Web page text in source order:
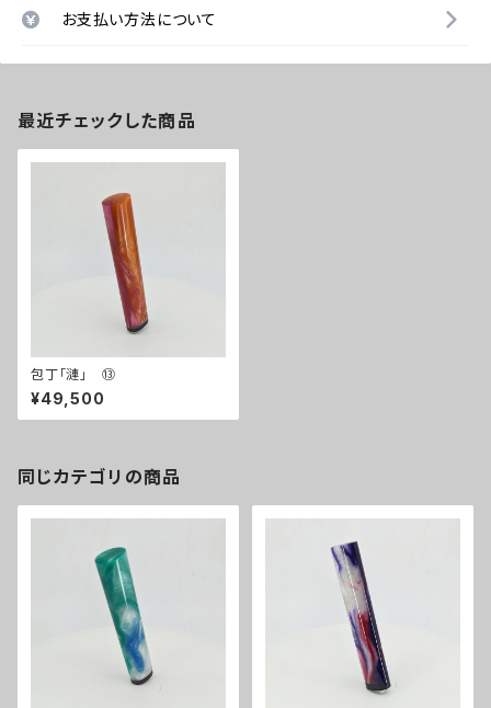
お支払い方法について
最近チェックした商品
包丁「漣」 ⑬
¥49,500
同じカテゴリの商品